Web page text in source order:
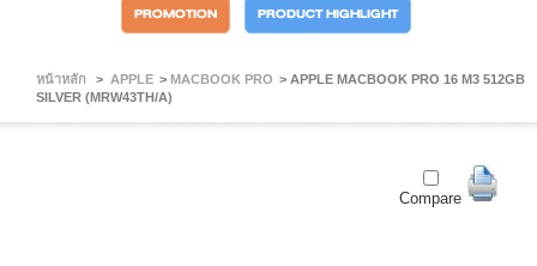
PROMOTION PRODUCT HIGHLIGHT
หน้าหลัก > APPLE > MACBOOK PRO > APPLE MACBOOK PRO 16 M3 512GB
SILVER (MRW43TH/A)
Compare